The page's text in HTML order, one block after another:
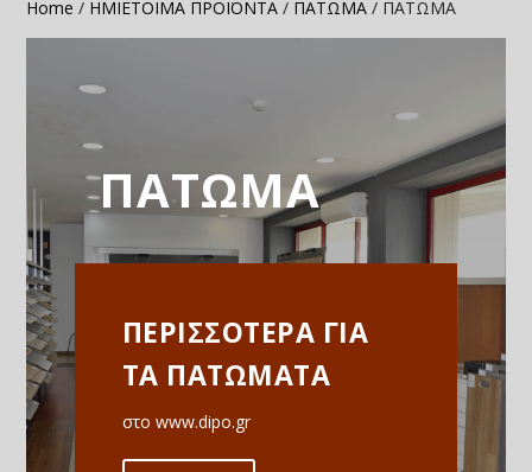
Home / ΗΜΙΕΤΟΙΜΑ ΠΡΟΪΟΝΤΑ / ΠΑΤΩΜΑ / ΠΑΤΩΜΑ
ΠΑΤΩΜΑ
ΠΕΡΙΣΣΟΤΕΡΑ ΓΙΑ
ΤΑ ΠΑΤΩΜΑΤΑ
στο www.dipo.gr